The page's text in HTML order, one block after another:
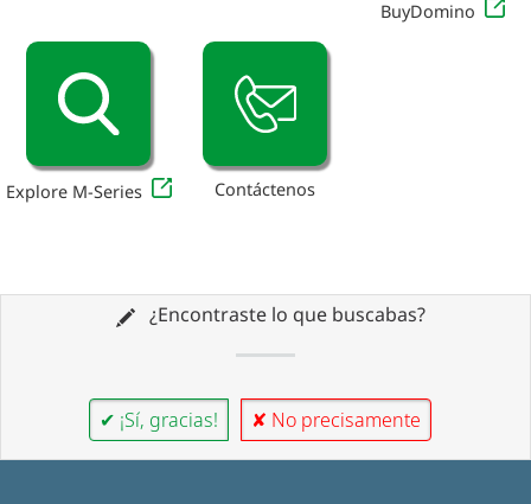
BuyDomino
Explore M-Series Contáctenos
¿Encontraste lo que buscabas?
✔ ¡Sí, gracias! ✘ No precisamente